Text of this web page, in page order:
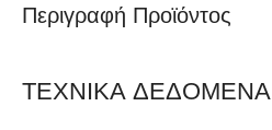
Περιγραφή Προϊόντος
ΤΕΧΝΙΚΑ ΔΕΔΟΜΕΝΑ